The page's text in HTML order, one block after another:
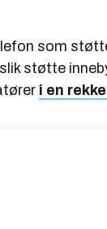
som
støtte
i en